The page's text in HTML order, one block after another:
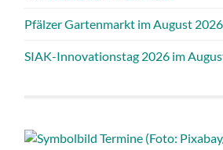
Pfälzer Gartenmarkt im August
SIAK-Innovationstag 2026 im